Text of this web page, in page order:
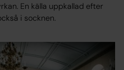
En källa uppkallad efter
i socknen.